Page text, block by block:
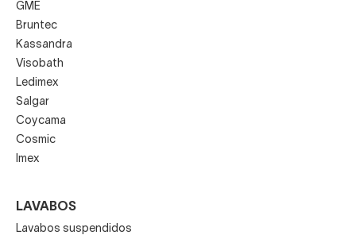
GME
Bruntec
Kassandra
Visobath
Ledimex
Salgar
Coycama
Cosmic
Imex
LAVABOS
Lavabos suspendidos